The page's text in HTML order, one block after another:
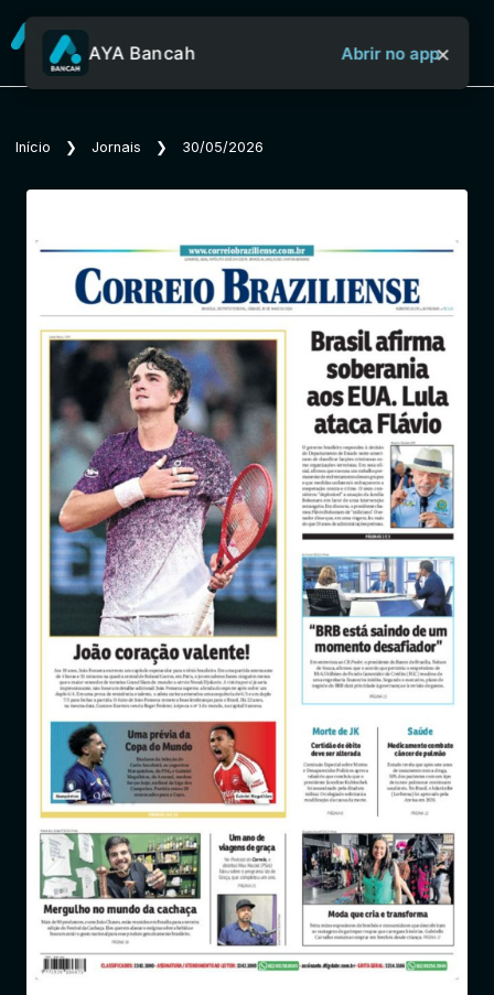
Sobre o Aya Bancah
Revistas
Jornais
Notícias
Entrar
AYA Bancah Abrir no app×
Início ❯ Jornais ❯ 30/05/2026